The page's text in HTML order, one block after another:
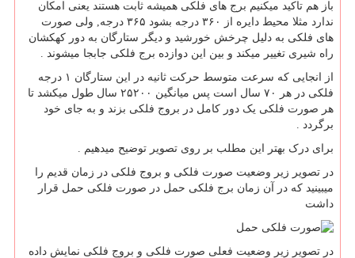
باز هم تاکید میکنیم برج های فلکی همیشه ثابت هستند یعنی امکان
ندارد مثلا محیط دایره از ۳۶۰ درجه بشود ۳۶۵ درجه, ولی صورت
های فلکی به دلیل چرخش خورشید و دیگر ستارگان به دور کهکشان
راه شیری تغییر میکند و بین این دوازده برج فلکی جابجا میشوند .
از انجایی که سرعت متوسط حرکت ثانیه در این ستارگان ۱ درجه
فلکی در هر ۷۰ سال است پس میانگین ۲۵۲۰۰ سال طول میکشد تا
هر صورت فلکی یک دور کامل در بروج فلکی بزند و به جای خود
برگردد .
برای درک بهتر این مطلب بر روی تصویر توضیح میدهیم .
در تصویر زیر وضعیت صورت فلکی و بروج فلکی در زمان قدیم را
میبینید که در آن زمان برج فلکی حمل در صورت فلکی حمل قرار
داشت
در تصویر زیر وضعیت فعلی صورت فلکی و بروج فلکی نمایش داده